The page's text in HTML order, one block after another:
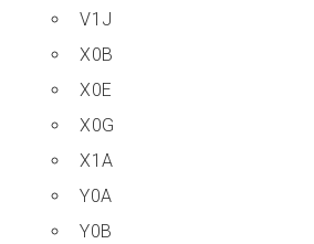
V1J
X0B
X0E
X0G
X1A
Y0A
Y0B